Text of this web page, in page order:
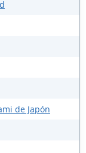
de Japón